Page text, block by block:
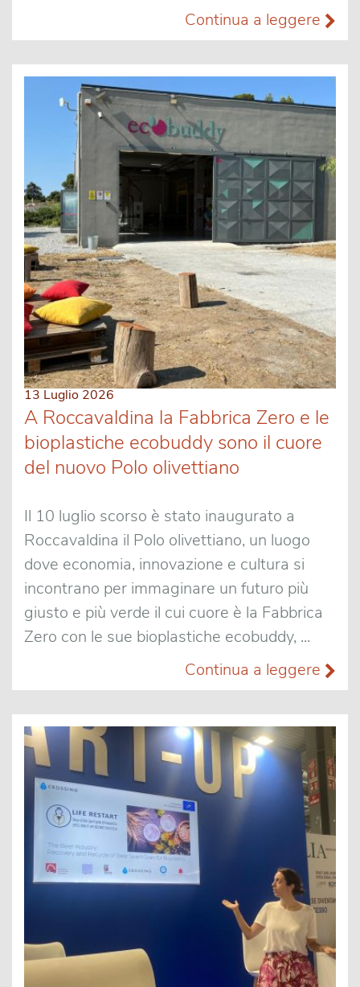
Continua a leggere
13 Luglio 2026
A Roccavaldina la Fabbrica Zero e le
bioplastiche ecobuddy sono il cuore
del nuovo Polo olivettiano
Il 10 luglio scorso è stato inaugurato a
Roccavaldina il Polo olivettiano, un luogo
dove economia, innovazione e cultura si
incontrano per immaginare un futuro più
giusto e più verde il cui cuore è la Fabbrica
Zero con le sue bioplastiche ecobuddy, ...
Continua a leggere